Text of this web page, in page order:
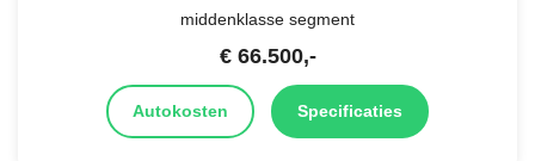
middenklasse segment
€ 66.500,-
Autokosten Specificaties